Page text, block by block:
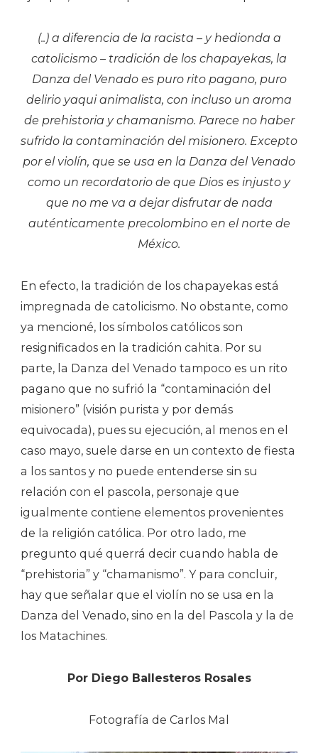
(..) a diferencia de la racista – y hedionda a
catolicismo – tradición de los chapayekas, la
Danza del Venado es puro rito pagano, puro
delirio yaqui animalista, con incluso un aroma
de prehistoria y chamanismo. Parece no haber
sufrido la contaminación del misionero. Excepto
por el violín, que se usa en la Danza del Venado
como un recordatorio de que Dios es injusto y
que no me va a dejar disfrutar de nada
auténticamente precolombino en el norte de
México.
En efecto, la tradición de los chapayekas está
impregnada de catolicismo. No obstante, como
ya mencioné, los símbolos católicos son
resignificados en la tradición cahita. Por su
parte, la Danza del Venado tampoco es un rito
pagano que no sufrió la “contaminación del
misionero” (visión purista y por demás
equivocada), pues su ejecución, al menos en el
caso mayo, suele darse en un contexto de fiesta
a los santos y no puede entenderse sin su
relación con el pascola, personaje que
igualmente contiene elementos provenientes
de la religión católica. Por otro lado, me
pregunto qué querrá decir cuando habla de
“prehistoria” y “chamanismo”. Y para concluir,
hay que señalar que el violín no se usa en la
Danza del Venado, sino en la del Pascola y la de
los Matachines.
Por Diego Ballesteros Rosales
Fotografía de Carlos Mal